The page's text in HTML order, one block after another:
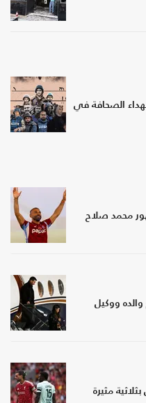
شهداء الصحافة في
محمد صلاح
ووكيل
مثيرة